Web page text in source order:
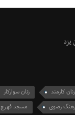
یزد
زنان کارمند
زنان سوارکار
رضوی
مسجد فهرج